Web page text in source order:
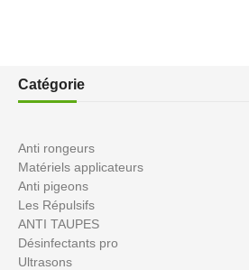
Catégorie
Anti rongeurs
Matériels applicateurs
Anti pigeons
Les Répulsifs
ANTI TAUPES
Désinfectants pro
Ultrasons